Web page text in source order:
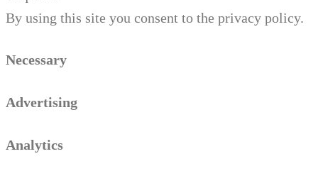
By using this site you consent to the privacy policy.
Necessary
Advertising
Analytics